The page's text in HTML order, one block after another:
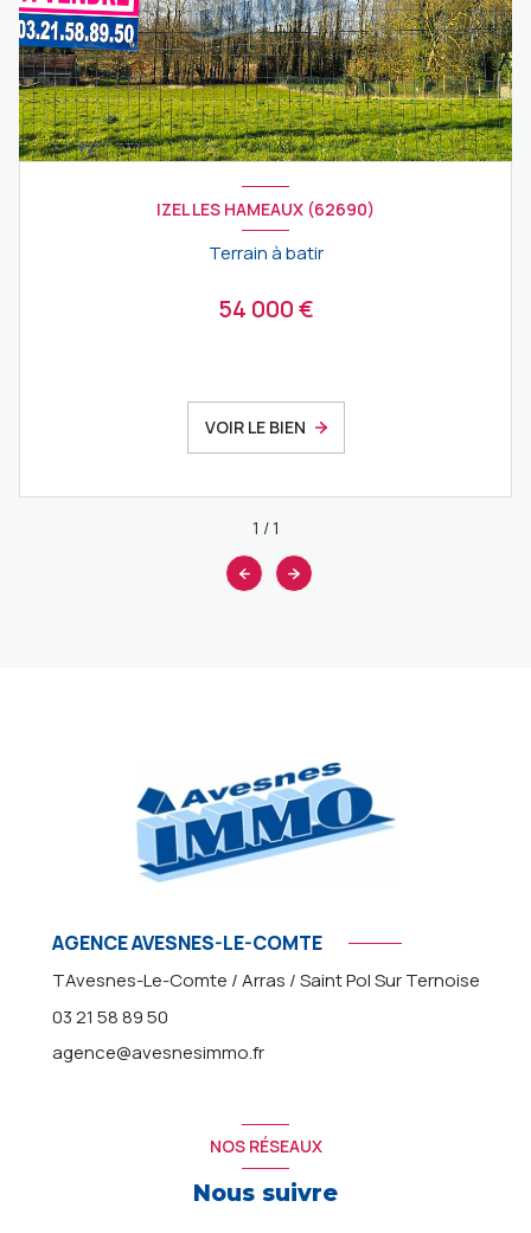
IZEL LES HAMEAUX (62690)
Terrain à batir
54 000 €
VOIR LE BIEN
1 /1
AGENCE AVESNES-LE-COMTE
TAvesnes-Le-Comte / Arras / Saint Pol Sur Ternoise
03 21 58 89 50
agence@avesnesimmo.fr
NOS RÉSEAUX
Nous suivre